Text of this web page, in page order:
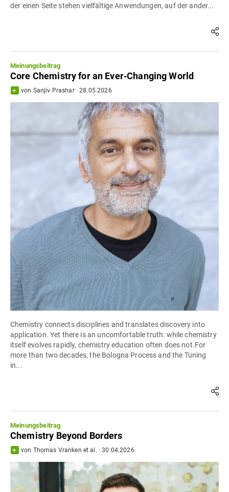
der einen Seite stehen vielfältige Anwendungen, auf der ander...
Meinungsbeitrag
Core Chemistry for an Ever‐Changing World
von Sanjiv Prashar·28.05.2026
Chemistry connects disciplines and translates discovery into
application. Yet there is an uncomfortable truth: while chemistry
itself evolves rapidly, chemistry education often does not.For
more than two decades, the Bologna Process and the Tuning
in...
Meinungsbeitrag
Chemistry Beyond Borders
von Thomas Vranken et al. ·30.04.2026